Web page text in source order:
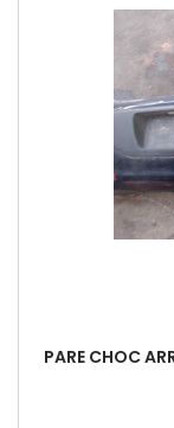
PARE CHOC